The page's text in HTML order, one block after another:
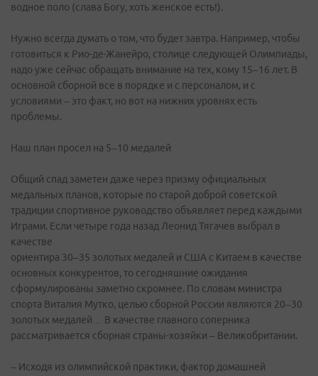
водное поло (слава Богу, хоть женское есть!).
Нужно всегда думать о том, что будет завтра. Например, чтобы
готовиться к Рио-де-Жанейро, столице следующей Олимпиады,
надо уже сейчас обращать внимание на тех, кому 15–16 лет. В
основной сборной все в порядке и с персоналом, и с
условиями – это факт, но вот на нижних уровнях есть
проблемы.
Наш план просел на 5–10 медалей
Общий спад заметен даже через призму официальных
медальных планов, которые по старой доброй советской
традиции спортивное руководство объявляет перед каждыми
Играми. Если четыре года назад Леонид Тягачев выбрал в
качестве
ориентира 30–35 золотых медалей и США с Китаем в качестве
основных конкурентов, то сегодняшние ожидания
сформулированы заметно скромнее. По словам министра
спорта Виталия Мутко, целью сборной России являются 20–30
золотых медалей… В качестве главного соперника
рассматривается сборная страны-хозяйки – Великобритании.
– Исходя из олимпийской практики, фактор домашней